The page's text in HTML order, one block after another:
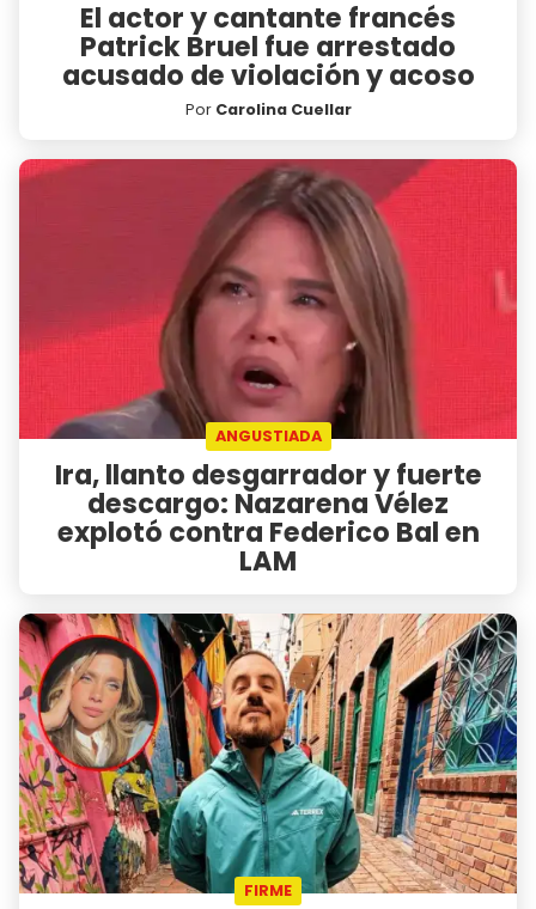
El actor y cantante francés
Patrick Bruel fue arrestado
acusado de violación y acoso
Por Carolina Cuellar
ANGUSTIADA
Ira, llanto desgarrador y fuerte
descargo: Nazarena Vélez
explotó contra Federico Bal en
LAM
FIRME